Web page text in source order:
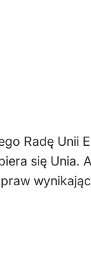
Radę Unii
się Unia.